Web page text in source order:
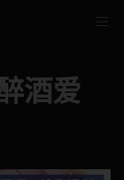
酒爱